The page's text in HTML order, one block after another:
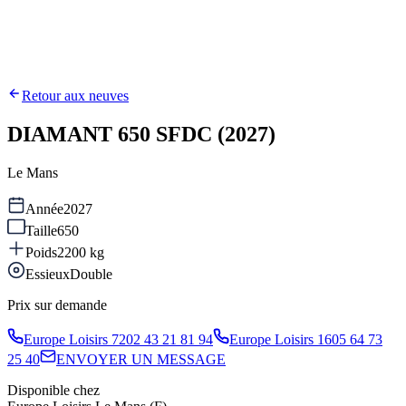
Retour aux neuves
DIAMANT 650 SFDC (2027)
Le Mans
Année2027
Taille650
Poids2200 kg
EssieuxDouble
Prix sur demande
Europe Loisirs 7202 43 21 81 94 Europe Loisirs 1605 64 73
25 40
ENVOYER UN MESSAGE
Disponible chez